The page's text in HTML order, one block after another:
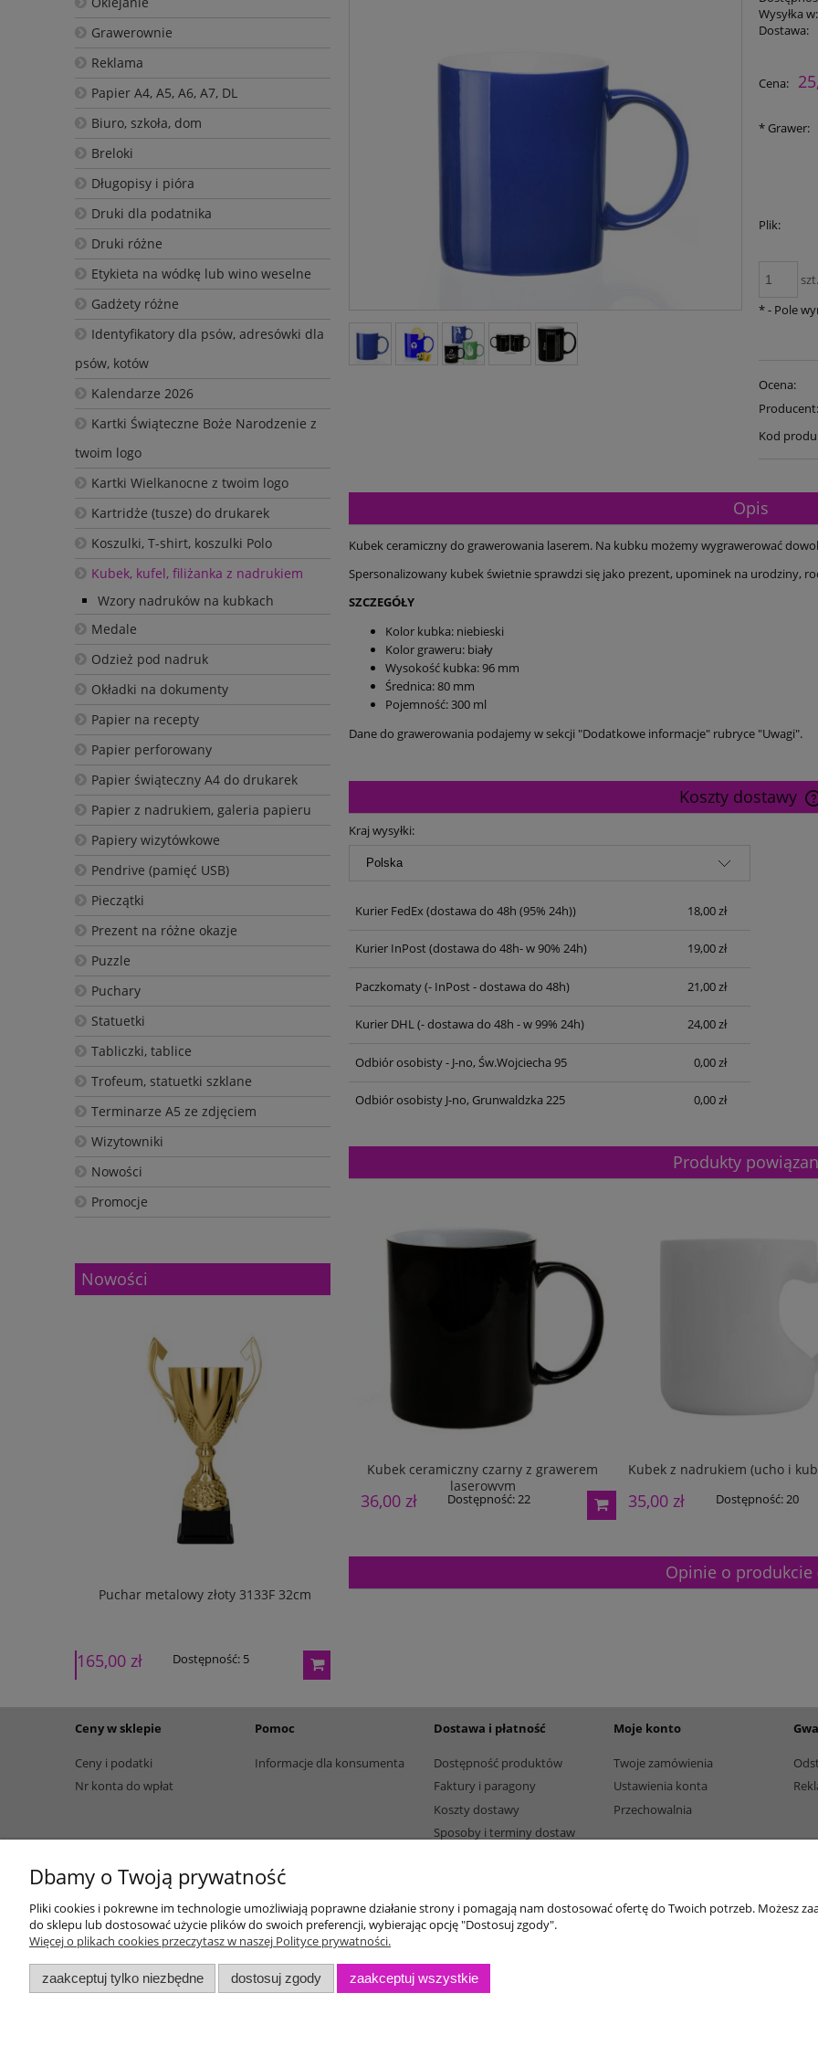
Grawerownie
Reklama
Papier A4, A5, A6, A7, DL
Biuro, szkoła, dom
Breloki
Długopisy i pióra
Druki dla podatnika
Druki różne
Etykieta na wódkę lub wino weselne
Gadżety różne
Identyfikatory dla psów, adresówki dla
psów, kotów
Kalendarze 2026
Kartki Świąteczne Boże Narodzenie z
twoim logo
Kartki Wielkanocne z twoim logo
Kartridże (tusze) do drukarek
Koszulki, T-shirt, koszulki Polo
Kubek, kufel, filiżanka z nadrukiem
Wzory nadruków na kubkach
Medale
Odzież pod nadruk
Okładki na dokumenty
Papier na recepty
Papier perforowany
Papier świąteczny A4 do drukarek
Papier z nadrukiem, galeria papieru
Papiery wizytówkowe
Pendrive (pamięć USB)
Pieczątki
Prezent na różne okazje
Puzzle
Puchary
Statuetki
Tabliczki, tablice
Trofeum, statuetki szklane
Terminarze A5 ze zdjęciem
Wizytowniki
Nowości
Promocje
Nowości
Puchar metalowy złoty 3133F 32cm
165,00 zł Dostępność: 5
Puchar metalowy złoty 3133E 37cm Puchar metalowy złoty 2100E
Wysyłka w:
Dostawa:
Cena:
* Grawer:
Plik:
szt.
*- Pole
Ocena:
Producent:
Kod
Opis
Kubek ceramiczny do grawerowania laserem. Na kubku możemy wygrawerować
Spersonalizowany kubek świetnie sprawdzi się jako prezent, upominek na urodziny,
SZCZEGÓŁY
Kolor kubka: niebieski
Kolor graweru: biały
Wysokość kubka: 96 mm
Średnica: 80 mm
Pojemność: 300 ml
Dane do grawerowania podajemy w sekcji "Dodatkowe informacje" rubryce "Uwagi".
Koszty dostawy
Kraj wysyłki:
Kurier FedEx(dostawa do 48h (95% 24h)) 18,00 zł
Kurier InPost(dostawa do 48h- w 90% 24h) 19,00 zł
Paczkomaty(- InPost - dostawa do 48h) 21,00 zł
Kurier DHL(- dostawa do 48h - w 99% 24h) 24,00 zł
Odbiór osobisty - J-no, Św.Wojciecha 95 0,00 zł
Odbiór osobisty J-no, Grunwaldzka 225 0,00 zł
Produkty
Kubek ceramiczny czarny z grawerem
laserowym
36,00 zł Dostępność:22
Kubek z nadrukiem (ucho i
35,00 zł Dostępność:20
Opinie o produkcie
Ceny w sklepie
Ceny i podatki
Nr konta do wpłat
Pomoc
Informacje dla konsumenta
Dostawa i płatność
Dostępność produktów
Faktury i paragony
Koszty dostawy
Sposoby i terminy dostaw
Moje konto
Twoje zamówienia
Ustawienia konta
Przechowalnia
Dbamy o Twoją prywatność
Pliki cookies i pokrewne im technologie umożliwiają poprawne działanie strony i pomagają nam dostosować ofertę do Twoich potrzeb. Możesz
do sklepu lub dostosować użycie plików do swoich preferencji, wybierając opcję "Dostosuj zgody".
Więcej o plikach cookies przeczytasz w naszej Polityce prywatności.
zaakceptuj tylko niezbędne dostosuj zgody zaakceptuj wszystkie